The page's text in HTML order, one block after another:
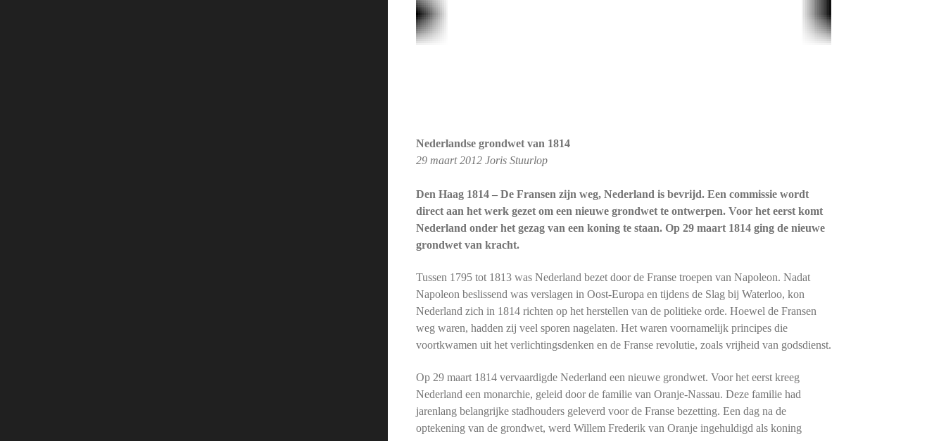
Nederlandse grondwet van 1814
29 maart 2012 Joris Stuurlop
Den Haag 1814 – De Fransen zijn weg, Nederland is bevrijd. Een commissie wordt
direct aan het werk gezet om een nieuwe grondwet te ontwerpen. Voor het eerst komt
Nederland onder het gezag van een koning te staan. Op 29 maart 1814 ging de nieuwe
grondwet van kracht.
Tussen 1795 tot 1813 was Nederland bezet door de Franse troepen van Napoleon. Nadat
Napoleon beslissend was verslagen in Oost-Europa en tijdens de Slag bij Waterloo, kon
Nederland zich in 1814 richten op het herstellen van de politieke orde. Hoewel de Fransen
weg waren, hadden zij veel sporen nagelaten. Het waren voornamelijk principes die
voortkwamen uit het verlichtingsdenken en de Franse revolutie, zoals vrijheid van godsdienst.
Op 29 maart 1814 vervaardigde Nederland een nieuwe grondwet. Voor het eerst kreeg
Nederland een monarchie, geleid door de familie van Oranje-Nassau. Deze familie had
jarenlang belangrijke stadhouders geleverd voor de Franse bezetting. Een dag na de
optekening van de grondwet, werd Willem Frederik van Oranje ingehuldigd als koning